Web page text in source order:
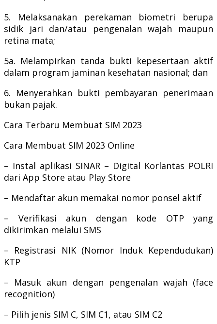
5. Melaksanakan perekaman biometri berupa
sidik jari dan/atau pengenalan wajah maupun
retina mata;
5a. Melampirkan tanda bukti kepesertaan aktif
dalam program jaminan kesehatan nasional; dan
6. Menyerahkan bukti pembayaran penerimaan
bukan pajak.
Cara Terbaru Membuat SIM 2023
Cara Membuat SIM 2023 Online
– Instal aplikasi SINAR – Digital Korlantas POLRI
dari App Store atau Play Store
– Mendaftar akun memakai nomor ponsel aktif
– Verifikasi akun dengan kode OTP yang
dikirimkan melalui SMS
– Registrasi NIK (Nomor Induk Kependudukan)
KTP
– Masuk akun dengan pengenalan wajah (face
recognition)
– Pilih jenis SIM C, SIM C1, atau SIM C2